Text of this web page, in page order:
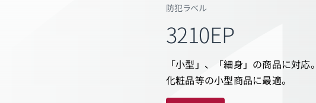
防犯ラベル
3210EP
「小型」、「細身」の商品に対応。
化粧品等の小型商品に最適。